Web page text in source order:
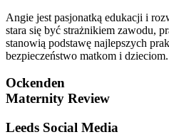
Angie jest pasjonatką edukacji i
stara się być strażnikiem zawodu,
stanowią podstawę najlepszych
bezpieczeństwo matkom i dzieciom.
Ockenden
Maternity Review
Leeds Social Media